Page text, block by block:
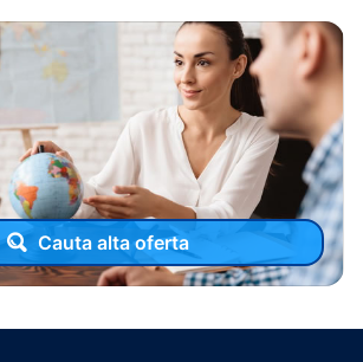
Cauta alta oferta